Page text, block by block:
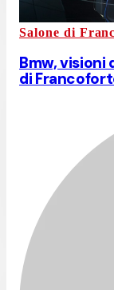
Salone di
Bmw, visioni
di